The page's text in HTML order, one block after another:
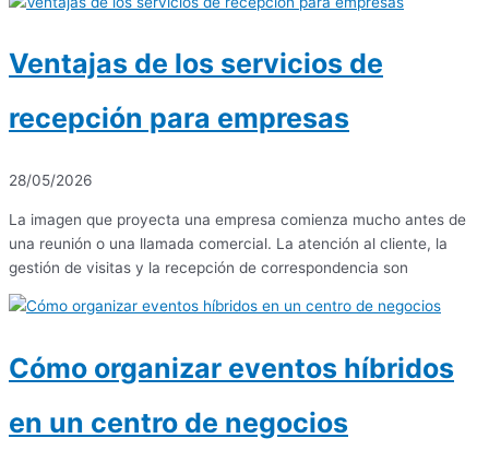
Ventajas de los servicios de
recepción para empresas
28/05/2026
La imagen que proyecta una empresa comienza mucho antes de
una reunión o una llamada comercial. La atención al cliente, la
gestión de visitas y la recepción de correspondencia son
Cómo organizar eventos híbridos
en un centro de negocios